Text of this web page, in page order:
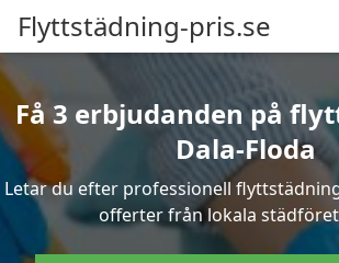
Flyttstädning-pris.se
Få 3 erbjudanden på
Dala-Floda
Letar du efter professionell flyttstädning
offerter från lokala